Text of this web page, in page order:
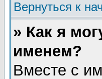
Вернуться к
» Как я
именем?
Вместе с